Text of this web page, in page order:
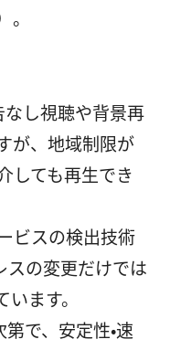
し視聴や背景再
が、地域制限が
しても再生でき
ビスの検出技術
スの変更だけでは
ます。
第で、安定性・速